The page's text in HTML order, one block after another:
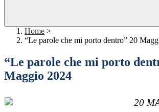
Home >
“Le parole che mi porto dentro” 20
“Le parole che mi porto
Maggio 2024